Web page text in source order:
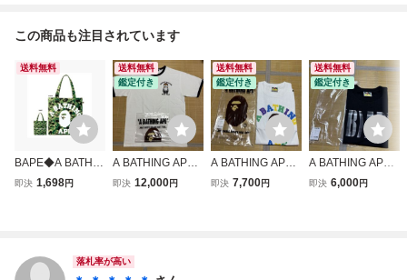
この商品も注目されています
送料無料
BAPE◆A BATHIN
G APE◆べイプ ア
即決 1,698円
送料無料
鑑定付き
A BATHING APE
BAPE BOUNTY H
即決 12,000円
送料無料
鑑定付き
A BATHING APE
BAPE COLOR CO
即決 7,700円
送料無料
鑑定付き
A BATHING APE
BAPE LOGO チェ
即決 6,000円
落札率が高い